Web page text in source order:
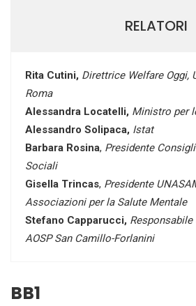
RELATORI
Rita Cutini, Direttrice Welfare Oggi,
Roma
Alessandra Locatelli, Ministro per
Alessandro Solipaca, Istat
Barbara Rosina, Presidente
Sociali
Gisella Trincas, Presidente
Associazioni per la Salute Mentale
Stefano Capparucci, Responsabile
AOSP San Camillo-Forlanini
BB1